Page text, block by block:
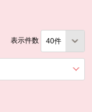
表示件数